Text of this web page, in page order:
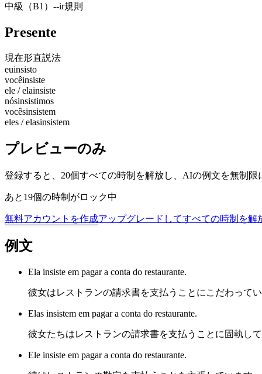
中級（B1） --ir規則
Presente
現在形直説法
euinsisto
vocêinsiste
ele / elainsiste
nósinsistimos
vocêsinsistem
eles / elasinsistem
プレビューのみ
登録すると、20個すべての時制を解放し、AIの例文を無制
あと19個の時制がロック中
無料アカウントを作成アップグレードしてすべての時制を解
例文
Ela insiste em pagar a conta do restaurante.
彼女はレストランの請求書を支払うことにこだわってい
Elas insistem em pagar a conta do restaurante.
彼女たちはレストランの請求書を支払うことに固執して
Ele insiste em pagar a conta do restaurante.